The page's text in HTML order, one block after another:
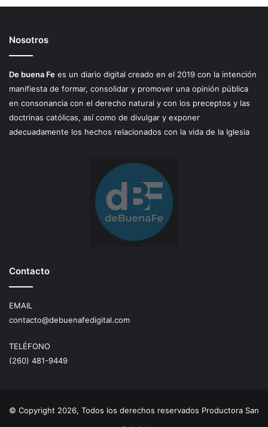
Nosotros
De buena Fe es un diario digital creado en el 2019 con la intención
manifiesta de formar, consolidar y promover una opinión pública
en consonancia con el derecho natural y con los preceptos y las
doctrinas católicas, así como de divulgar y exponer
adecuadamente los hechos relacionados con la vida de la Iglesia
Contacto
EMAIL
contacto@debuenafedigital.com
TELÉFONO
(260) 481-9449
© Copyright 2026, Todos los derechos reservados Productora San